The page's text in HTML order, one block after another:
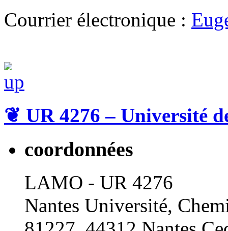
Courrier électronique :
❦ UR 4276 – Université
coordonnées
LAMO - UR 4276
Nantes Université,